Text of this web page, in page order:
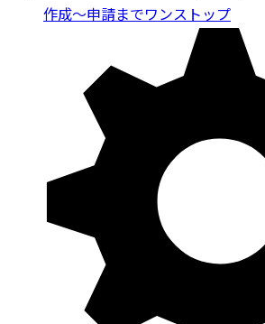
作成～申請までワンストップ